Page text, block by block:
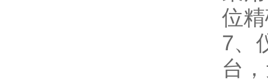
位
7、
台